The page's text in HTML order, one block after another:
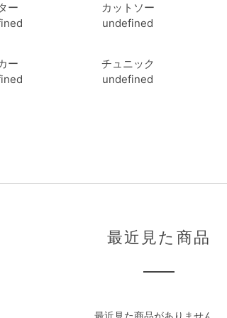
ー
カットソー
undefined
ー
チュニック
undefined
最近見た商品
最近見た商品がありません。